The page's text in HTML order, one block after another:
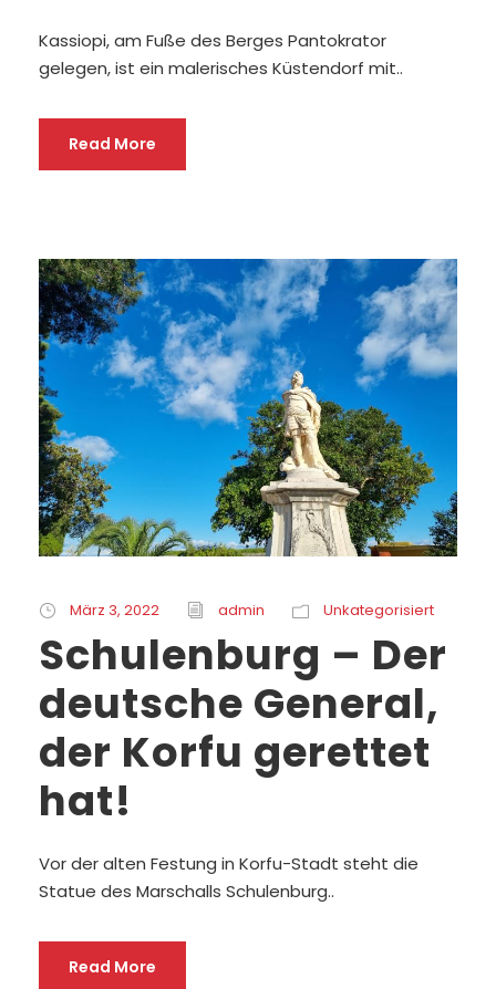
Kassiopi, am Fuße des Berges Pantokrator
gelegen, ist ein malerisches Küstendorf mit..
Read More
März 3, 2022 admin Unkategorisiert
Schulenburg – Der
deutsche General,
der Korfu gerettet
hat!
Vor der alten Festung in Korfu-Stadt steht die
Statue des Marschalls Schulenburg..
Read More